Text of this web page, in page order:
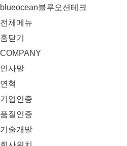
blueocean블루오션테크
전체메뉴
홈닫기
COMPANY
인사말
연혁
기업인증
품질인증
기술개발